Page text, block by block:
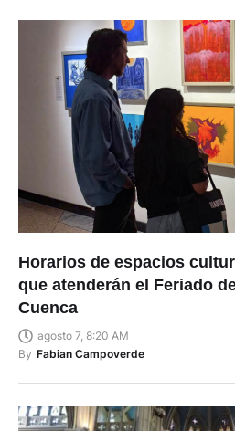
Horarios de espacios
que atenderán el Feriado
Cuenca
agosto 7, 8:20 AM
By Fabian Campoverde